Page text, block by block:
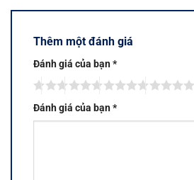
Thêm một đánh giá
Đánh giá của bạn*
Đánh giá của bạn*